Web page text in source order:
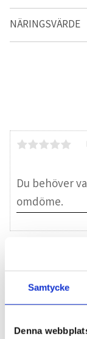
Samtycke
Denna
NÄRINGSVÄRDE
Blogg